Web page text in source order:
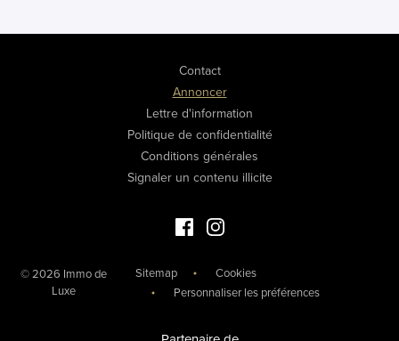
Contact
Annoncer
Lettre d'information
Politique de confidentialité
Conditions générales
Signaler un contenu illicite
Facebook Immo de Luxe
Instagram Immo de Luxe
© 2026 Immo de
Luxe
Sitemap
Cookies
Personnaliser les préférences